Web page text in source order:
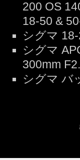
200 OS
18-50 &
シグマ
シグマ
300mm
シグマ バ